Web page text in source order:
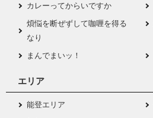
カレーってからいですか
煩悩を断ぜずして咖喱を得る
なり
まんでまいッ！
エリア
能登エリア